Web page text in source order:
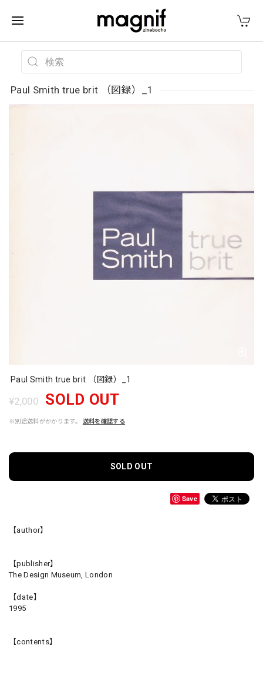
Paul Smith true brit （図録）_1
Paul Smith true brit （図録）_1
¥2,000 SOLD OUT
※別途送料がかかります。 送料を確認する
SOLD OUT
Save
【author】
【publisher】
The Design Museum, London
【date】
1995
【contents】